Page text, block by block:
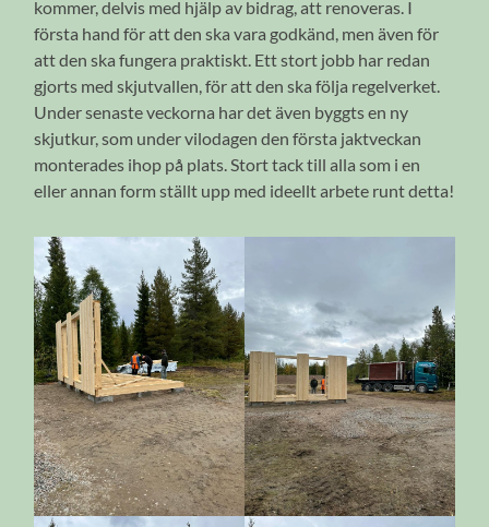
kommer, delvis med hjälp av bidrag, att renoveras. I
första hand för att den ska vara godkänd, men även för
att den ska fungera praktiskt. Ett stort jobb har redan
gjorts med skjutvallen, för att den ska följa regelverket.
Under senaste veckorna har det även byggts en ny
skjutkur, som under vilodagen den första jaktveckan
monterades ihop på plats. Stort tack till alla som i en
eller annan form ställt upp med ideellt arbete runt detta!